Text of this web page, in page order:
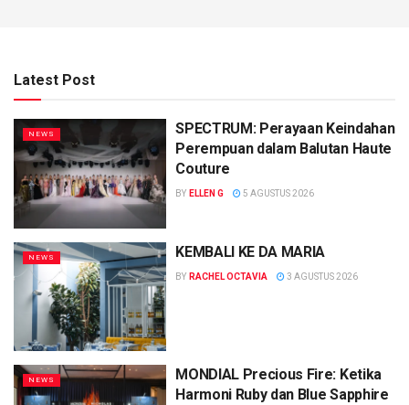
Latest Post
NEWS
SPECTRUM: Perayaan Keindahan
Perempuan dalam Balutan Haute
Couture
BY ELLEN G 5 AGUSTUS 2026
NEWS KEMBALI KE DA MARIA
BY RACHEL OCTAVIA 3 AGUSTUS 2026
NEWS
MONDIAL Precious Fire: Ketika
Harmoni Ruby dan Blue Sapphire